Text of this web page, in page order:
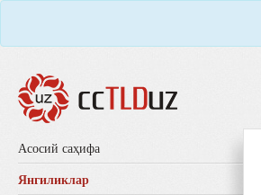
Aсосий саҳифа
Янгиликлар